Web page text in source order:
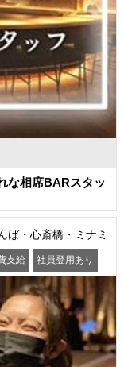
な相席BARスタッ
ば・心斎橋・ミナミ
支給 社員登用あり